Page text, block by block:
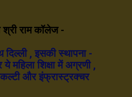
श्री राम कॉलेज -
दिल्ली , इसकी स्थापना -
महिला शिक्षा में अग्रणी ,
और इंफ्रास्ट्रक्चर